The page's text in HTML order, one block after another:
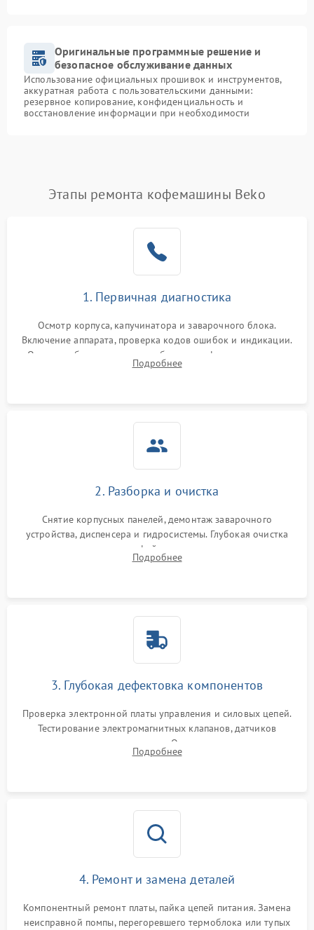
Оригинальные программные решение и
безопасное обслуживание данных
Использование официальных прошивок и инструментов,
аккуратная работа с пользовательскими данными:
резервное копирование, конфиденциальность и
восстановление информации при необходимости
Этапы ремонта кофемашины Beko
1. Первичная диагностика
Осмотр корпуса, капучинатора и заварочного блока.
Включение аппарата, проверка кодов ошибок и индикации.
Оценка работы помпы, термоблока и кофемолки на слух.
Измерение температуры и давления воды для выявления
Подробнее
2. Разборка и очистка
Снятие корпусных панелей, демонтаж заварочного
устройства, диспенсера и гидросистемы. Глубокая очистка
внутренних узлов от кофейных масел, жмыха и накипи.
Промывка дренажных каналов и фильтров с использованием
Подробнее
3. Глубокая дефектовка компонентов
Проверка электронной платы управления и силовых цепей.
Тестирование электромагнитных клапанов, датчиков
температуры и расходомера. Оценка степени износа
жерновов кофемолки, уплотнительных колец гидросистемы
Подробнее
4. Ремонт и замена деталей
Компонентный ремонт платы, пайка цепей питания. Замена
неисправной помпы, перегоревшего термоблока или тупых